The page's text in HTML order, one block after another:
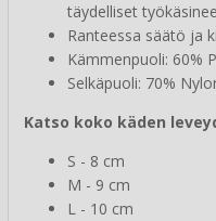
täydelliset
Ranteessa säätö ja
Kämmenpuoli: 60%
Selkäpuoli: 70%
Katso koko käden
S - 8 cm
M - 9 cm
L - 10 cm